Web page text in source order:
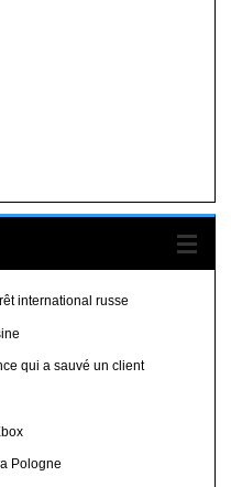
international russe
qui a sauvé un client
Pologne